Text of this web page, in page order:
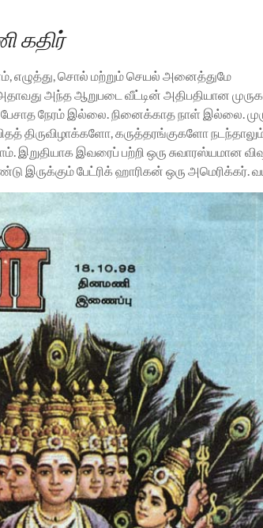
கதிர்
எழுத்து, சொல் மற்றும் செயல் அனைத்துமே
அந்த ஆறுபடை வீட்டின் அதிபதியான
பேசாத நேரம் இல்லை. நினைக்காத நாள் இல்லை.
திருவிழாக்களோ, கருத்தரங்குகளோ
இறுதியாக இவரைப் பற்றி ஒரு சுவாரஸ்யமான
இருக்கும் பேட்ரிக் ஹாரிகன் ஒரு அமெரிக்கர்.